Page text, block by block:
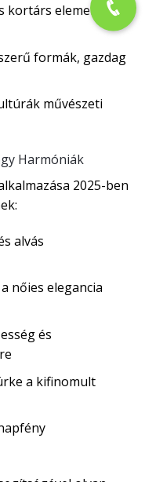
kortárs elemek
formák, gazdag
művészeti
Harmóniák
2025-ben
alvás
nőies elegancia
és
a kifinomult